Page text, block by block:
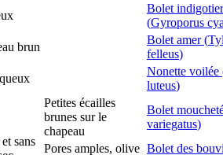
Bolet indigotier
(Gyroporus
brun
Bolet amer (
felleus)
Nonette voilée
luteus)
sans
Petites écailles
brunes sur le
chapeau
Bolet
variegatus)
Pores amples, olive Bolet des